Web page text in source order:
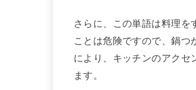
さらに、この単語は料理を
ことは危険ですので、鍋
により、キッチンのアクセ
ます。